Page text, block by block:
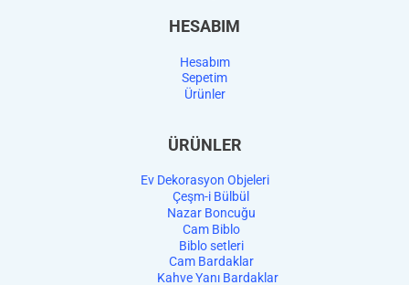
HESABIM
Hesabım
Sepetim
Ürünler
ÜRÜNLER
Ev Dekorasyon Objeleri
Çeşm-i Bülbül
Nazar Boncuğu
Cam Biblo
Biblo setleri
Cam Bardaklar
Kahve Yanı Bardaklar